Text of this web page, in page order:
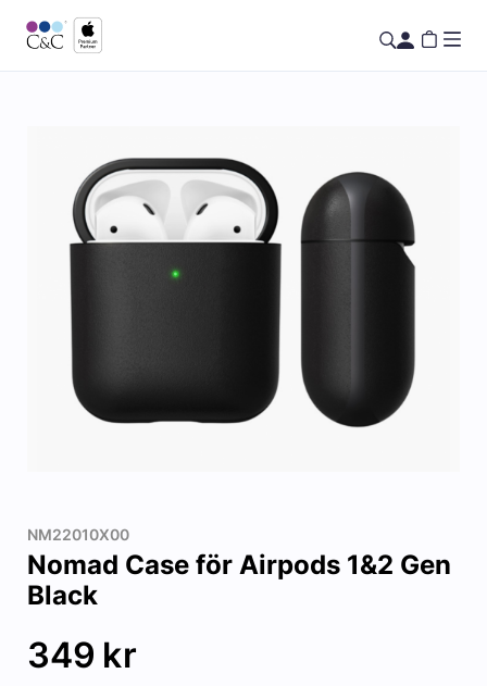
NM22010X00
Nomad Case för Airpods 1&2 Gen
Black
349 kr